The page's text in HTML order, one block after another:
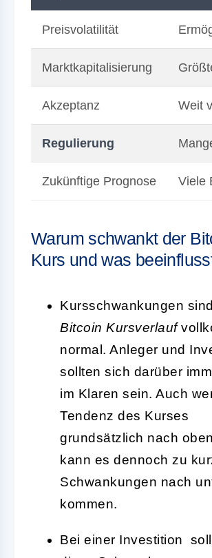
Preisvolatilität
Marktkapitalisierung
Akzeptanz Weit
Regulierung
Zukünftige Prognose Viele
Warum schwankt der
Kurs und was
Kursschwankungen
Bitcoin Kursverlauf
normal. Anleger und
sollten sich darüber
im Klaren sein. Auch
Tendenz des Kurses
grundsätzlich nach
kann es dennoch zu
Schwankungen nach
kommen.
Bei einer Investition